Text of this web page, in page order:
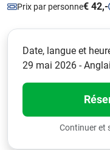
Prix par personne€ 42,-
Date, langue et
29 mai 2026 -
Continuer et